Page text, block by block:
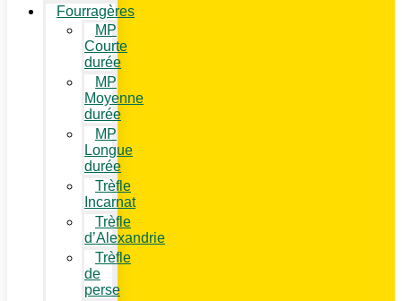
Fourragères
MP
Courte
durée
MP
Moyenne
durée
MP
Longue
durée
Trèfle
Incarnat
Trèfle
d’Alexandrie
Trèfle
de
perse